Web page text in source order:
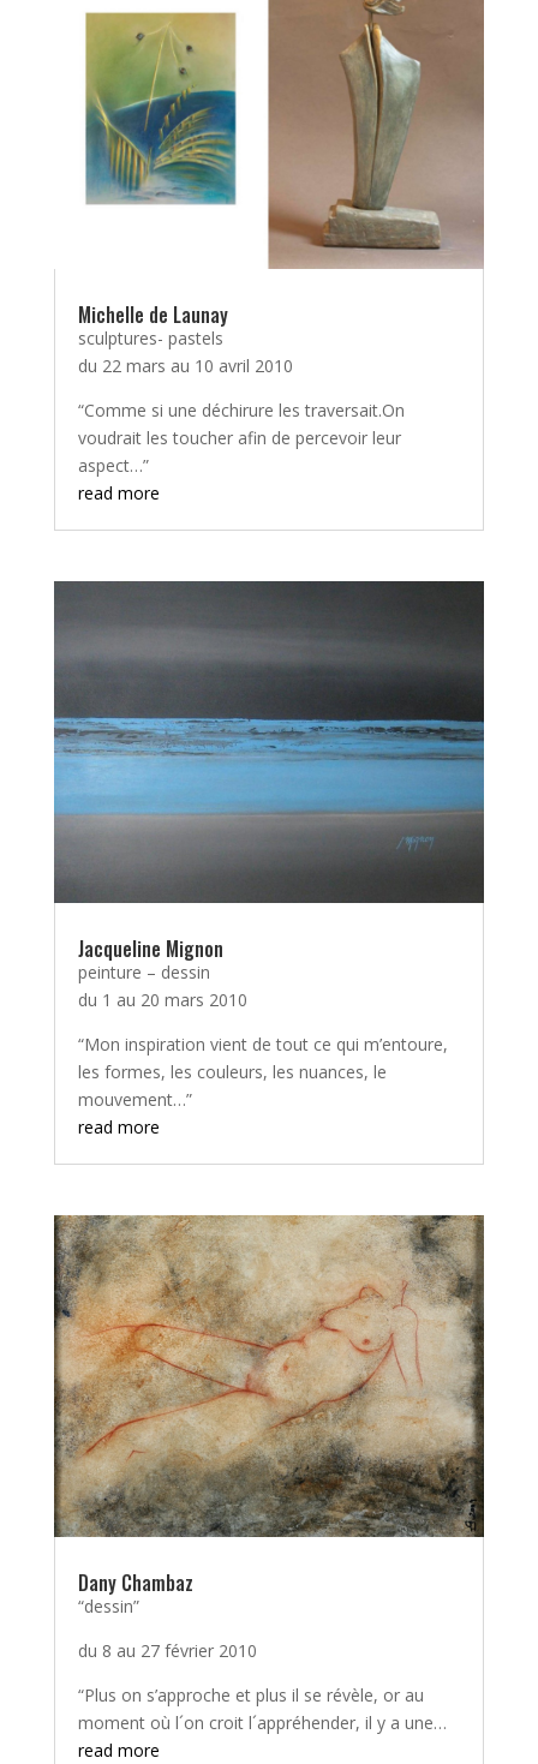
Michelle de Launay
sculptures- pastels
du 22 mars au 10 avril 2010
“Comme si une déchirure les traversait.On
voudrait les toucher afin de percevoir leur
aspect…”
read more
Jacqueline Mignon
peinture – dessin
du 1 au 20 mars 2010
“Mon inspiration vient de tout ce qui m’entoure,
les formes, les couleurs, les nuances, le
mouvement…”
read more
Dany Chambaz
“dessin”
du 8 au 27 février 2010
“Plus on s’approche et plus il se révèle, or au
moment où l´on croit l´appréhender, il y a une…
read more